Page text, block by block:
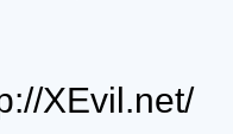
XEvil.net/